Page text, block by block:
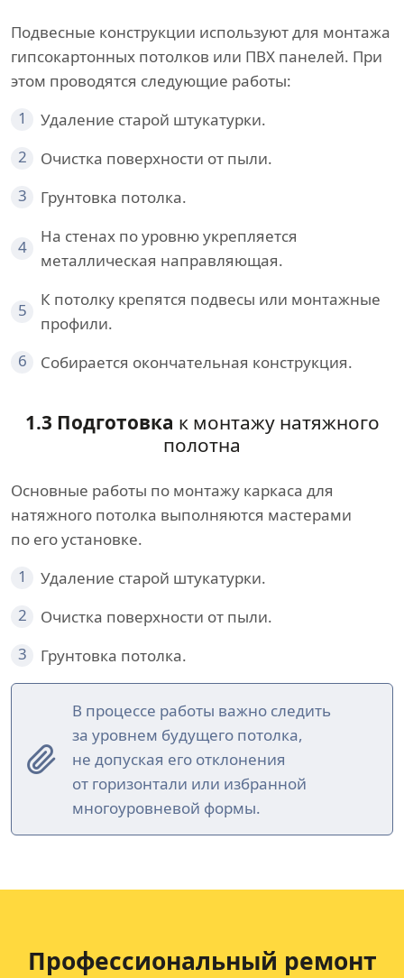
Подвесные конструкции используют для монтажа
гипсокартонных потолков или ПВХ панелей. При
этом проводятся следующие работы:
1
Удаление старой штукатурки.
2
Очистка поверхности от пыли.
3
Грунтовка потолка.
4
На стенах по уровню укрепляется
металлическая направляющая.
5
К потолку крепятся подвесы или монтажные
профили.
6
Собирается окончательная конструкция.
1.3 Подготовка к монтажу натяжного
полотна
Основные работы по монтажу каркаса для
натяжного потолка выполняются мастерами
по его установке.
1
Удаление старой штукатурки.
2
Очистка поверхности от пыли.
3
Грунтовка потолка.
В процессе работы важно следить
за уровнем будущего потолка,
не допуская его отклонения
от горизонтали или избранной
многоуровневой формы.
Профессиональный ремонт